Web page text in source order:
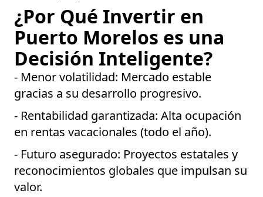
¿Por Qué Invertir en
Puerto Morelos es una
Decisión Inteligente?
- Menor volatilidad: Mercado estable
gracias a su desarrollo progresivo.
- Rentabilidad garantizada: Alta ocupación
en rentas vacacionales (todo el año).
- Futuro asegurado: Proyectos estatales y
reconocimientos globales que impulsan su
valor.